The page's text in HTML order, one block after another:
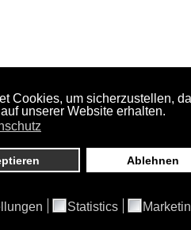
Für die Richtigkeit,
wir für eigene Inhalte
jedoch nicht
zu forschen, die auf eine
Informationen nach
Zeitpunkt der Kenntnis
werden wir diese Inhalte